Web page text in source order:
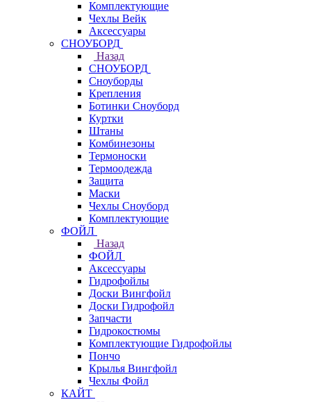
Комплектующие
Чехлы Вейк
Аксессуары
СНОУБОРД
Назад
СНОУБОРД
Сноуборды
Крепления
Ботинки Сноуборд
Куртки
Штаны
Комбинезоны
Термоноски
Термоодежда
Защита
Маски
Чехлы Сноуборд
Комплектующие
ФОЙЛ
Назад
ФОЙЛ
Аксессуары
Гидрофойлы
Доски Вингфойл
Доски Гидрофойл
Запчасти
Гидрокостюмы
Комплектующие Гидрофойлы
Пончо
Крылья Вингфойл
Чехлы Фойл
КАЙТ